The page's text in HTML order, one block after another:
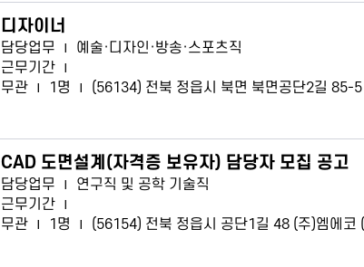
디자이너
담당업무 |
예술·디자인·방송·스포츠직
근무기간 |
무관 | 1명 | (56134) 전북 정읍시 북면 북면공단2길 85-
CAD 도면설계(자격증 보유자) 담당자 모집 공고
담당업무 |
연구직 및 공학 기술직
근무기간 |
무관 | 1명 | (56154) 전북 정읍시 공단1길 48 (주)엠에코